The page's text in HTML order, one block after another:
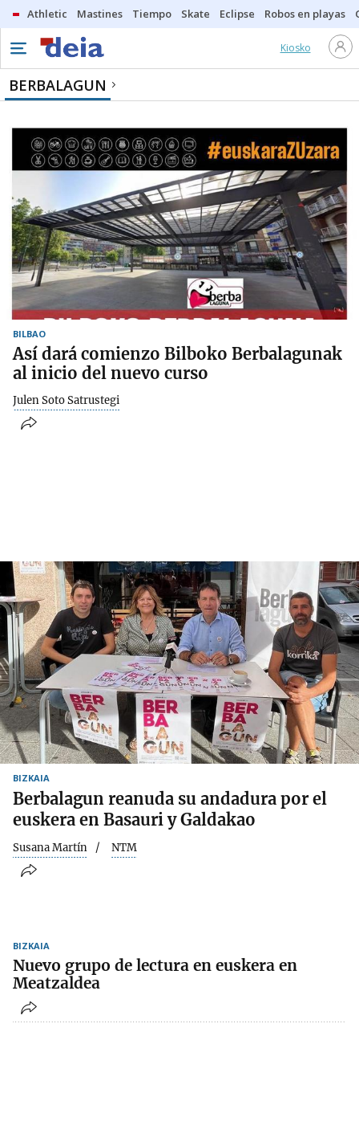
Athletic Mastines Tiempo Skate Eclipse Robos en playas
Kiosko
BERBALAGUN
BILBAO
Así dará comienzo Bilboko Berbalagunak
al inicio del nuevo curso
Julen Soto Satrustegi
BIZKAIA
Berbalagun reanuda su andadura por el
euskera en Basauri y Galdakao
Susana Martín NTM
BIZKAIA
Nuevo grupo de lectura en euskera en
Meatzaldea